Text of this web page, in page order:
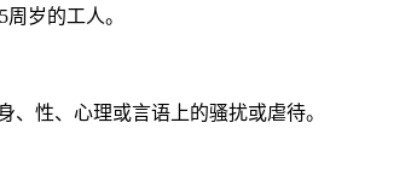
岁的工人。
性、心理或言语上的骚扰或虐待。